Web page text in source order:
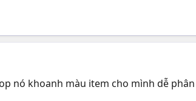
nó khoanh màu item cho mình dễ